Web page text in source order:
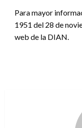
Para mayor
1951 del 28 de
web de la DIAN.